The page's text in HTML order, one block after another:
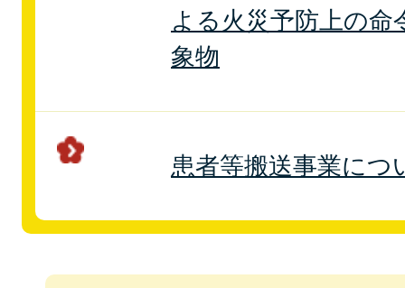
よる火災予防上の
象物
患者等搬送事業につ